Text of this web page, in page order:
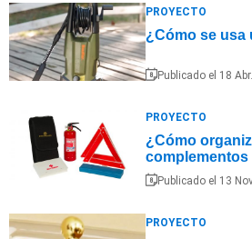
PROYECTO
¿Cómo se usa
Publicado el 18
PROYECTO
¿Cómo
complementos
Publicado el 13
PROYECTO